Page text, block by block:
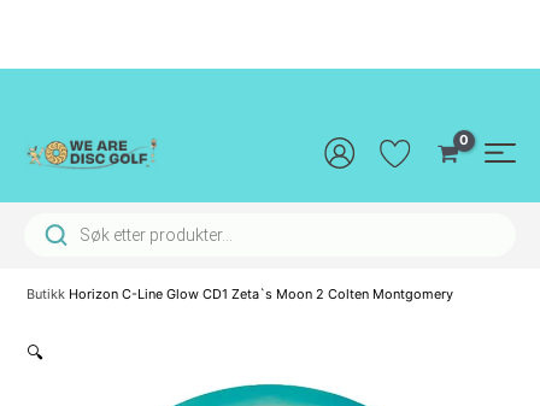
innholdet
Products search
Butikk Horizon C-Line Glow CD1 Zeta`s Moon 2 Colten Montgomery
🔍